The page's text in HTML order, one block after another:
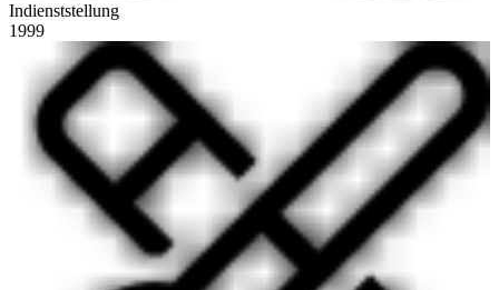
Indienststellung
1999